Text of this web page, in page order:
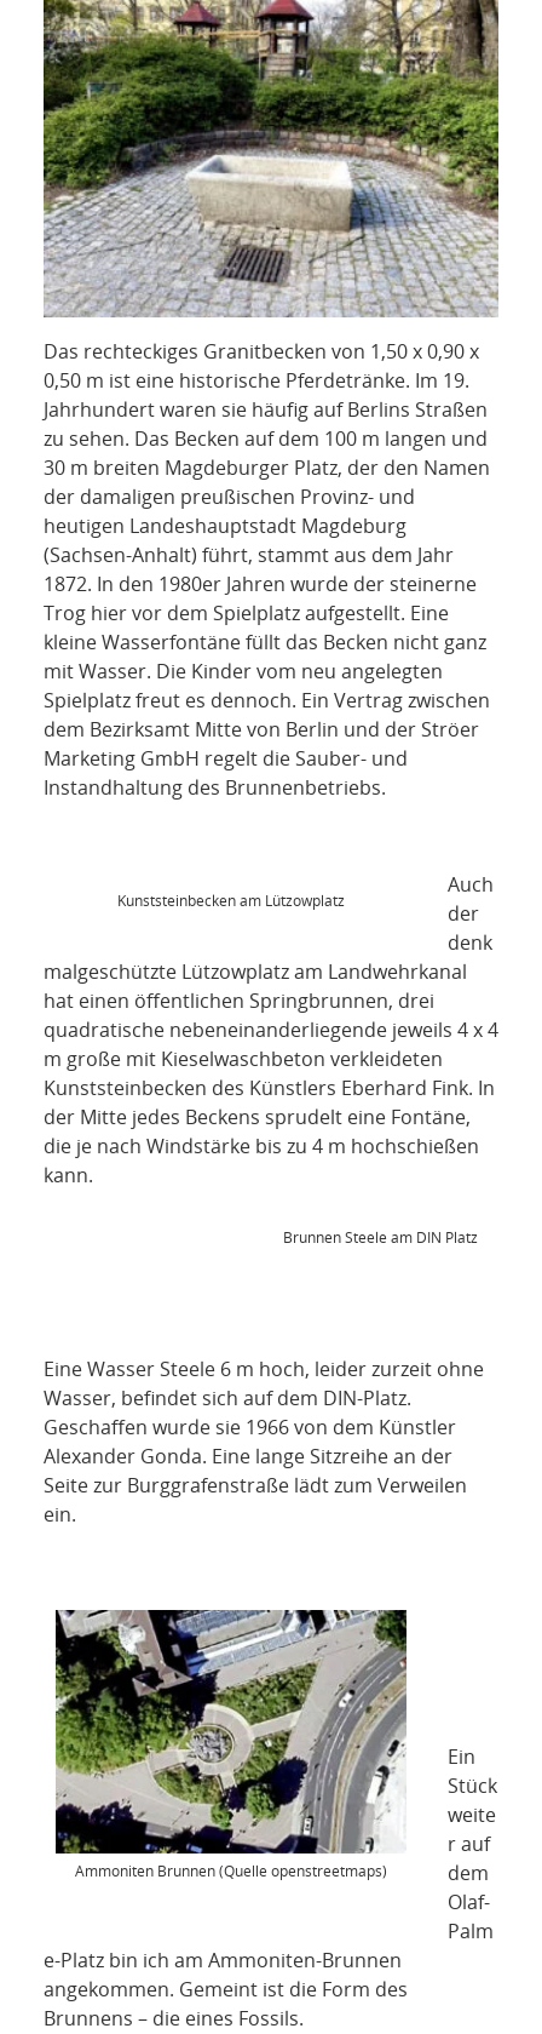
Das rechteckiges Granitbecken von 1,50 x 0,90 x
0,50 m ist eine historische Pferdetränke. Im 19.
Jahrhundert waren sie häufig auf Berlins Straßen
zu sehen. Das Becken auf dem 100 m langen und
30 m breiten Magdeburger Platz, der den Namen
der damaligen preußischen Provinz- und
heutigen Landeshauptstadt Magdeburg
(Sachsen-Anhalt) führt, stammt aus dem Jahr
1872. In den 1980er Jahren wurde der steinerne
Trog hier vor dem Spielplatz aufgestellt. Eine
kleine Wasserfontäne füllt das Becken nicht ganz
mit Wasser. Die Kinder vom neu angelegten
Spielplatz freut es dennoch. Ein Vertrag zwischen
dem Bezirksamt Mitte von Berlin und der Ströer
Marketing GmbH regelt die Sauber- und
Instandhaltung des Brunnenbetriebs.
Kunststeinbecken am Lützowplatz
Auch
der
denk
malgeschützte Lützowplatz am Landwehrkanal
hat einen öffentlichen Springbrunnen, drei
quadratische nebeneinanderliegende jeweils 4 x 4
m große mit Kieselwaschbeton verkleideten
Kunststeinbecken des Künstlers Eberhard Fink. In
der Mitte jedes Beckens sprudelt eine Fontäne,
die je nach Windstärke bis zu 4 m hochschießen
kann.
Brunnen Steele am DIN Platz
Eine Wasser Steele 6 m hoch, leider zurzeit ohne
Wasser, befindet sich auf dem DIN-Platz.
Geschaffen wurde sie 1966 von dem Künstler
Alexander Gonda. Eine lange Sitzreihe an der
Seite zur Burggrafenstraße lädt zum Verweilen
ein.
Ammoniten Brunnen (Quelle openstreetmaps)
Ein
Stück
weite
r auf
dem
Olaf-
Palm
e-Platz bin ich am Ammoniten-Brunnen
angekommen. Gemeint ist die Form des
Brunnens – die eines Fossils.